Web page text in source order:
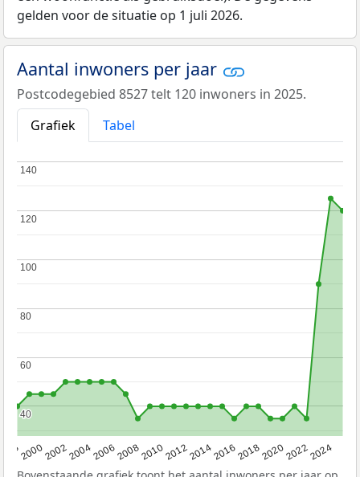
gelden voor de situatie op 1 juli 2026.
Aantal inwoners per jaar
Postcodegebied 8527 telt 120 inwoners in 2025.
Grafiek
Tabel
2000200220042006200820102012201420162018202020222024
40
40
60
60
80
80
100
100
120
120
140
140